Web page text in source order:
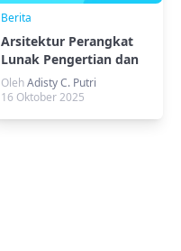
Berita
Arsitektur Perangkat
Lunak Pengertian dan
Jenis Umum
OlehAdisty C. Putri
16 Oktober 2025